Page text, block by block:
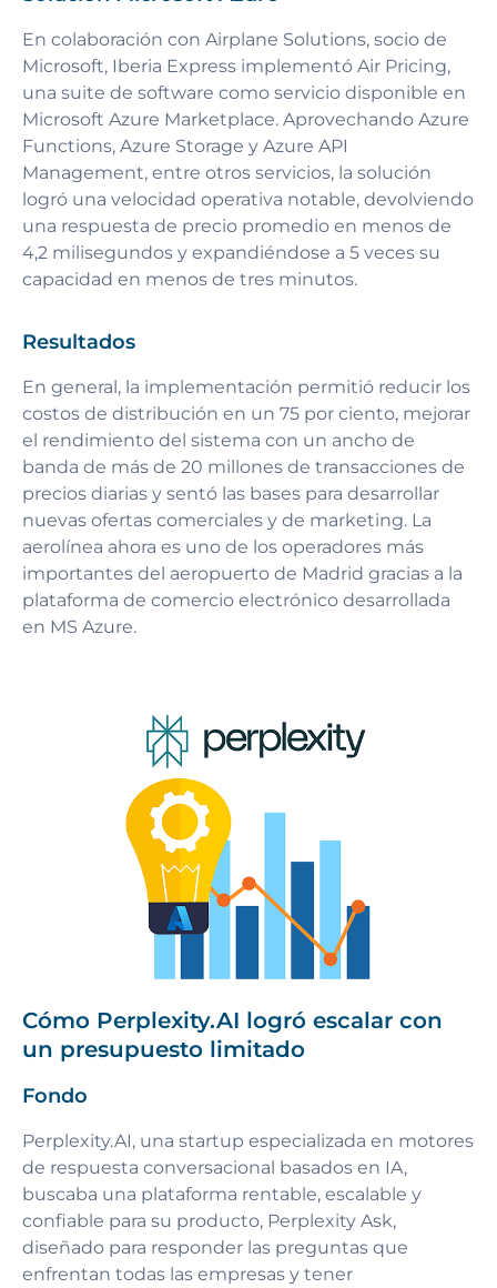
En colaboración con Airplane Solutions, socio de
Microsoft, Iberia Express implementó Air Pricing,
una suite de software como servicio disponible en
Microsoft Azure Marketplace. Aprovechando Azure
Functions, Azure Storage y Azure API
Management, entre otros servicios, la solución
logró una velocidad operativa notable, devolviendo
una respuesta de precio promedio en menos de
4,2 milisegundos y expandiéndose a 5 veces su
capacidad en menos de tres minutos.
Resultados
En general, la implementación permitió reducir los
costos de distribución en un 75 por ciento, mejorar
el rendimiento del sistema con un ancho de
banda de más de 20 millones de transacciones de
precios diarias y sentó las bases para desarrollar
nuevas ofertas comerciales y de marketing. La
aerolínea ahora es uno de los operadores más
importantes del aeropuerto de Madrid gracias a la
plataforma de comercio electrónico desarrollada
en MS Azure.
Cómo Perplexity.AI logró escalar con
un presupuesto limitado
Fondo
Perplexity.AI, una startup especializada en motores
de respuesta conversacional basados en IA,
buscaba una plataforma rentable, escalable y
confiable para su producto, Perplexity Ask,
diseñado para responder las preguntas que
enfrentan todas las empresas y tener